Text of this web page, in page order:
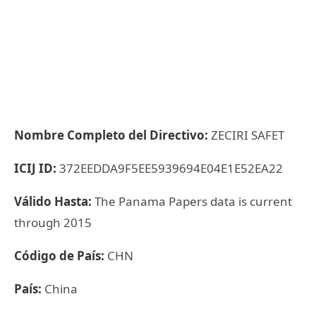
Nombre Completo del Directivo: ZECIRI SAFET
ICIJ ID: 372EEDDA9F5EE5939694E04E1E52EA22
Válido Hasta: The Panama Papers data is current
through 2015
Código de País: CHN
País: China